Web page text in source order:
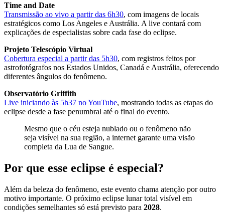
Time and Date
Transmissão ao vivo a partir das 6h30, com imagens de locais
estratégicos como Los Angeles e Austrália. A live contará com
explicações de especialistas sobre cada fase do eclipse.
Projeto Telescópio Virtual
Cobertura especial a partir das 5h30, com registros feitos por
astrofotógrafos nos Estados Unidos, Canadá e Austrália, oferecendo
diferentes ângulos do fenômeno.
Observatório Griffith
Live iniciando às 5h37 no YouTube, mostrando todas as etapas do
eclipse desde a fase penumbral até o final do evento.
Mesmo que o céu esteja nublado ou o fenômeno não
seja visível na sua região, a internet garante uma visão
completa da Lua de Sangue.
Por que esse eclipse é especial?
Além da beleza do fenômeno, este evento chama atenção por outro
motivo importante. O próximo eclipse lunar total visível em
condições semelhantes só está previsto para 2028.